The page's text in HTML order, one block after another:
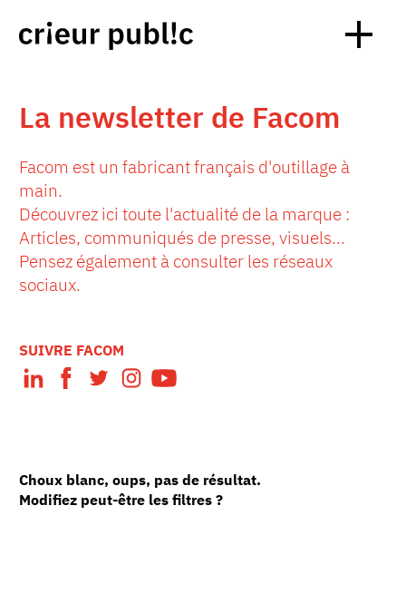
La newsletter de Facom
Facom est un fabricant français d'outillage à
main.
Découvrez ici toute l'actualité de la marque :
Articles, communiqués de presse, visuels…
Pensez également à consulter les réseaux
sociaux.
SUIVRE FACOM
Choux blanc, oups, pas de résultat.
Modifiez peut-être les filtres ?